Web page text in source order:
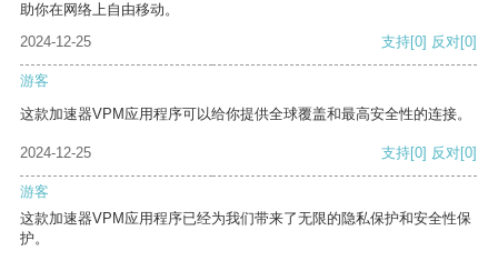
助你在网络上自由移动。
2024-12-25
支持[0] 反对[0]
游客
这款加速器VPM应用程序可以给你提供全球覆盖和最高安全性的连接。
2024-12-25 支持[0] 反对[0]
游客
这款加速器VPM应用程序已经为我们带来了无限的隐私保护和安全性保
护。